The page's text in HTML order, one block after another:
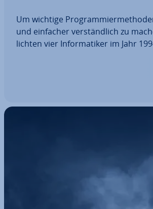
Um wichtige
und einfacher ver­ständ­lich zu
lich­ten vier In­for­ma­ti­ker im Jahr